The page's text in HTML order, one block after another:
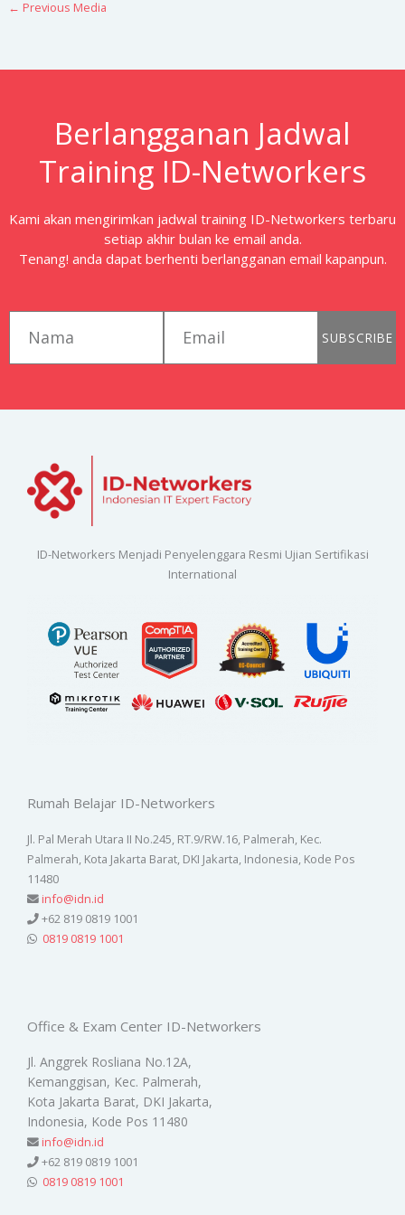
← Previous Media
Berlangganan Jadwal
Training ID-Networkers
Kami akan mengirimkan jadwal training ID-Networkers terbaru
setiap akhir bulan ke email anda.
Tenang! anda dapat berhenti berlangganan email kapanpun.
SUBSCRIBE
ID-Networkers Menjadi Penyelenggara Resmi Ujian Sertifikasi
International
Rumah Belajar ID-Networkers
Jl. Pal Merah Utara II No.245, RT.9/RW.16, Palmerah, Kec.
Palmerah, Kota Jakarta Barat, DKI Jakarta, Indonesia, Kode Pos
11480
info@idn.id
+62 819 0819 1001
0819 0819 1001
Office & Exam Center ID-Networkers
Jl. Anggrek Rosliana No.12A,
Kemanggisan, Kec. Palmerah,
Kota Jakarta Barat, DKI Jakarta,
Indonesia, Kode Pos 11480
info@idn.id
+62 819 0819 1001
0819 0819 1001